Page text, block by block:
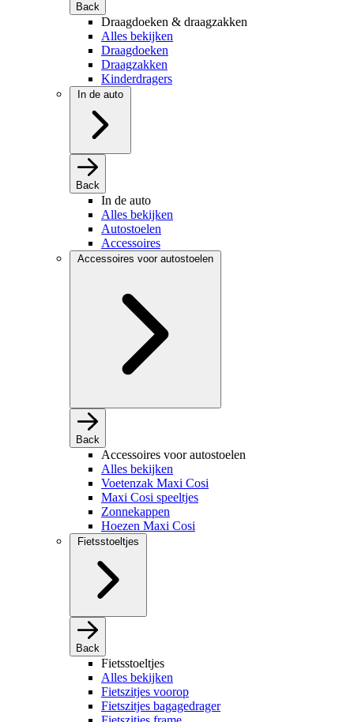
Back
Draagdoeken & draagzakken
Alles bekijken
Draagdoeken
Draagzakken
Kinderdragers
In de auto
Back
In de auto
Alles bekijken
Autostoelen
Accessoires
Accessoires voor autostoelen
Back
Accessoires voor autostoelen
Alles bekijken
Voetenzak Maxi Cosi
Maxi Cosi speeltjes
Zonnekappen
Hoezen Maxi Cosi
Fietsstoeltjes
Back
Fietsstoeltjes
Alles bekijken
Fietszitjes voorop
Fietszitjes bagagedrager